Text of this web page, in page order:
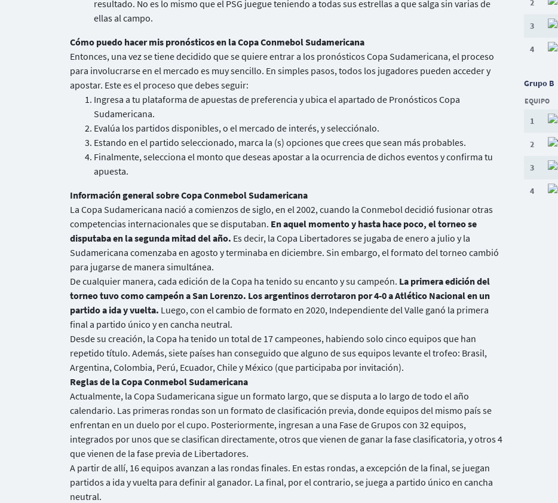
resultado. No es lo mismo que el PSG juegue teniendo a todas sus estrellas a que salga sin varias de
ellas al campo.
Cómo puedo hacer mis pronósticos en la Copa Conmebol Sudamericana
Entonces, una vez se tiene decidido que se quiere entrar a los pronósticos Copa Sudamericana, el proceso
para involucrarse en el mercado es muy sencillo. En simples pasos, todos los jugadores pueden acceder y
apostar. Este es el proceso que debes seguir:
Ingresa a tu plataforma de apuestas de preferencia y ubica el apartado de Pronósticos Copa
Sudamericana.
Evalúa los partidos disponibles, o el mercado de interés, y selecciónalo.
Estando en el partido seleccionado, marca la (s) opciones que crees que sean más probables.
Finalmente, selecciona el monto que deseas apostar a la ocurrencia de dichos eventos y confirma tu
apuesta.
Información general sobre Copa Conmebol Sudamericana
La Copa Sudamericana nació a comienzos de siglo, en el 2002, cuando la Conmebol decidió fusionar otras
competencias internacionales que se disputaban. En aquel momento y hasta hace poco, el torneo se
disputaba en la segunda mitad del año. Es decir, la Copa Libertadores se jugaba de enero a julio y la
Sudamericana comenzaba en agosto y terminaba en diciembre. Sin embargo, el formato del torneo cambió
para jugarse de manera simultánea.
De cualquier manera, cada edición de la Copa ha tenido su encanto y su campeón. La primera edición del
torneo tuvo como campeón a San Lorenzo. Los argentinos derrotaron por 4-0 a Atlético Nacional en un
partido a ida y vuelta. Luego, con el cambio de formato en 2020, Independiente del Valle ganó la primera
final a partido único y en cancha neutral.
Desde su creación, la Copa ha tenido un total de 17 campeones, habiendo solo cinco equipos que han
repetido título. Además, siete países han conseguido que alguno de sus equipos levante el trofeo: Brasil,
Argentina, Colombia, Perú, Ecuador, Chile y México (que participaba por invitación).
Reglas de la Copa Conmebol Sudamericana
Actualmente, la Copa Sudamericana sigue un formato largo, que se disputa a lo largo de todo el año
calendario. Las primeras rondas son un formato de clasificación previa, donde equipos del mismo país se
enfrentan en un duelo por el cupo. Posteriormente, ingresan a una Fase de Grupos con 32 equipos,
integrados por unos que se clasifican directamente, otros que vienen de ganar la fase clasificatoria, y otros 4
que vienen de la fase previa de Libertadores.
A partir de allí, 16 equipos avanzan a las rondas finales. En estas rondas, a excepción de la final, se juegan
partidos a ida y vuelta para definir al ganador. La final, por el contrario, se juega a partido único en cancha
neutral.
2
3
4
Grupo B
EQUIPO
1
2
3
4